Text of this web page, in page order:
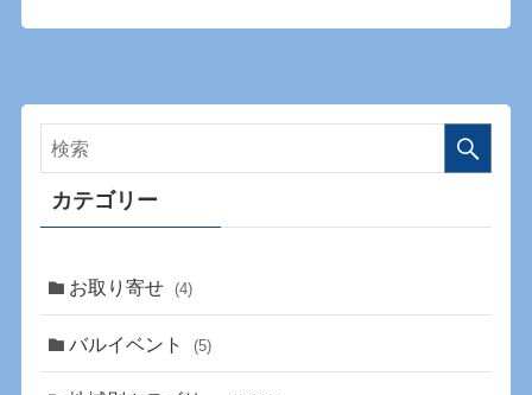
カテゴリー
お取り寄せ (4)
バルイベント (5)